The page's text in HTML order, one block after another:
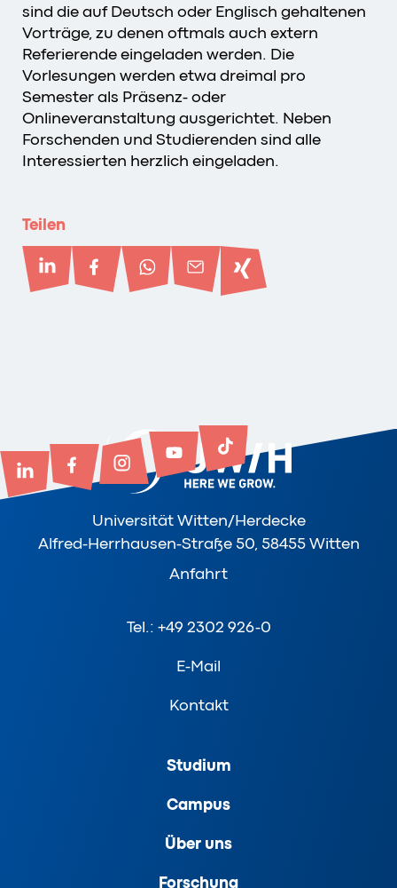
sind die auf Deutsch oder Englisch gehaltenen
Vorträge, zu denen oftmals auch extern
Referierende eingeladen werden. Die
Vorlesungen werden etwa dreimal pro
Semester als Präsenz- oder
Onlineveranstaltung ausgerichtet. Neben
Forschenden und Studierenden sind alle
Interessierten herzlich eingeladen.
Teilen
Universität Witten/Herdecke
Alfred-Herrhausen-Straße 50, 58455 Witten
Anfahrt
Tel.: +49 2302 926-0
E-Mail
Kontakt
Studium
Campus
Über uns
Forschung